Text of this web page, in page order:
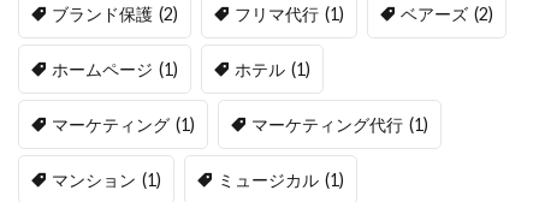
ブランド保護 (2) フリマ代行 (1) ベアーズ (2)
ホームページ (1) ホテル (1)
マーケティング (1) マーケティング代行 (1)
マンション (1) ミュージカル (1)